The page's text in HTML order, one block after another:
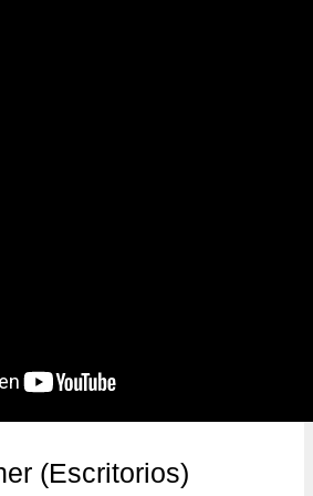
(Escritorios)